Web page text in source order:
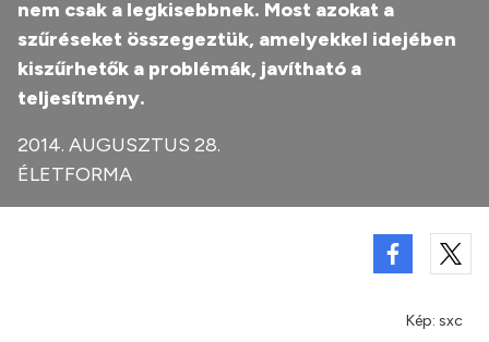
nem csak a legkisebbnek. Most azokat a
szűréseket összegeztük, amelyekkel idejében
kiszűrhetők a problémák, javítható a
teljesítmény.
2014. AUGUSZTUS 28.
ÉLETFORMA
Kép: sxc